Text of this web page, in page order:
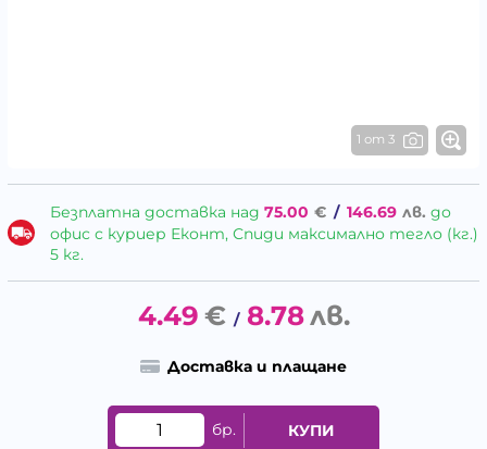
1 от 3
Безплатна доставка над 75.00 € / 146.69 лв. до
офис с куриер Еконт, Спиди максимално тегло (кг.)
5 кг.
4.49 € / 8.78лв.
Доставка и плащане
бр. КУПИ